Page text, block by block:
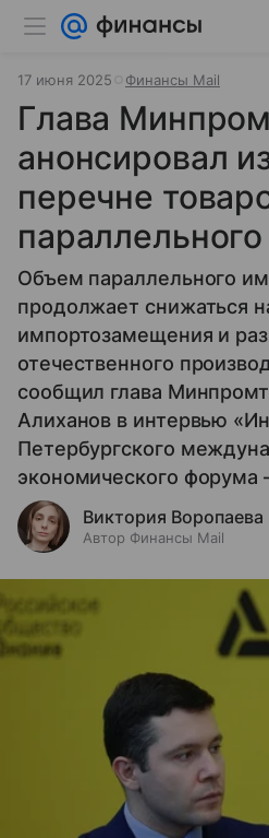
17 июня 2025 Финансы Mail
Глава
анонсировал
перечне
Объем параллельного
продолжает снижаться
импортозамещения и
отечественного
сообщил глава
Алиханов в интервью
Петербургского
экономического форума
Виктория Воропаева
Автор Финансы Mail